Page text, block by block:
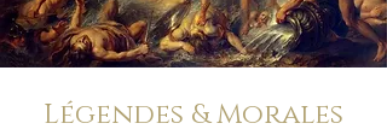
Légendes & Morales